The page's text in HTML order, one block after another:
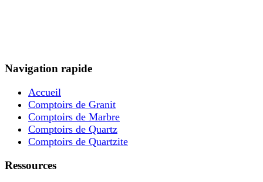
Navigation rapide
Accueil
Comptoirs de Granit
Comptoirs de Marbre
Comptoirs de Quartz
Comptoirs de Quartzite
Ressources